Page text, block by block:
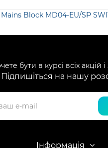
Block MD04-EU/SP
бути в курсі всіх акцій
Підпишіться на нашу
Інформація